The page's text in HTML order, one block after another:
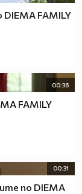
FAMILY
00:36
FAMILY
00:31
по DIEMA